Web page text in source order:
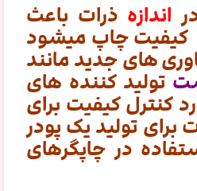
اندازهذرات باعث
کیفیت چاپ میشود
های جدید مانند
تولید کننده های
کنترل کیفیت برای
برای تولید یک پودر
در چاپگرهای